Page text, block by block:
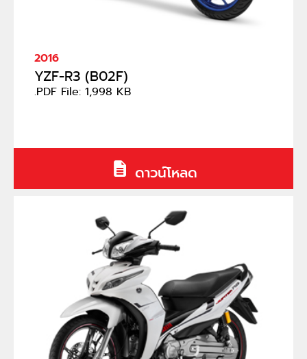
2016
ํYZF-R3 (B02F)
.PDF File: 1,998 KB
ดาวน์โหลด